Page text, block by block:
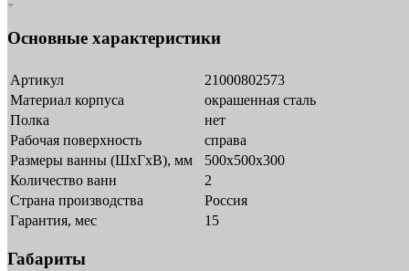
Основные характеристики
Артикул
21000802573
Материал корпуса
окрашенная сталь
Полка
нет
Рабочая поверхность
справа
Размеры ванны (ШхГхВ), мм
500x500x300
Количество ванн
2
Страна производства
Россия
Гарантия, мес
15
Габариты